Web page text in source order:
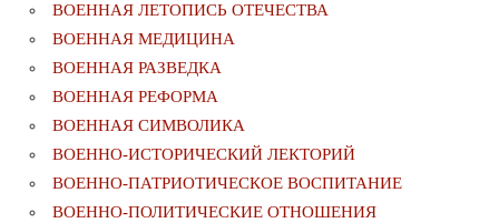
ВОЕННАЯ ЛЕТОПИСЬ ОТЕЧЕСТВА
ВОЕННАЯ МЕДИЦИНА
ВОЕННАЯ РАЗВЕДКА
ВОЕННАЯ РЕФОРМА
ВОЕННАЯ СИМВОЛИКА
ВОЕННО-ИСТОРИЧЕСКИЙ ЛЕКТОРИЙ
ВОЕННО-ПАТРИОТИЧЕСКОЕ ВОСПИТАНИЕ
ВОЕННО-ПОЛИТИЧЕСКИE ОТНОШЕНИЯ